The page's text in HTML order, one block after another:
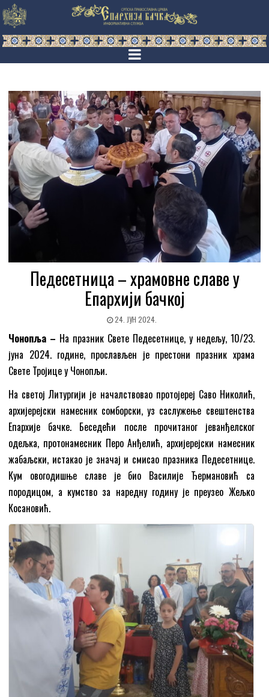
Педесетница – храмовне славе у
Епархији бачкој
24. ЈУН 2024.
Чонопља – На празник Свете Педесетнице, у недељу, 10/23.
јуна 2024. године, прослављен је престони празник храма
Свете Тројице у Чонопљи.
На светој Литургији је началствовао протојереј Саво Николић,
архијерејски намесник сомборски, уз саслужење свештенства
Епархије бачке. Беседећи после прочитаног јеванђелског
одељка, протонамесник Перо Анђелић, архијерејски намесник
жабаљски, истакао је значај и смисао празника Педесетнице.
Кум овогодишње славе је био Василије Ђермановић са
породицом, а кумство за наредну годину је преузео Жељко
Косановић.